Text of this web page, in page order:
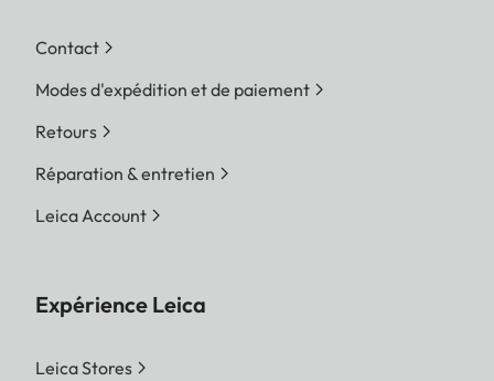
Contact
Modes d'expédition et de paiement
Retours
Réparation & entretien
Leica Account
Expérience Leica
Leica Stores